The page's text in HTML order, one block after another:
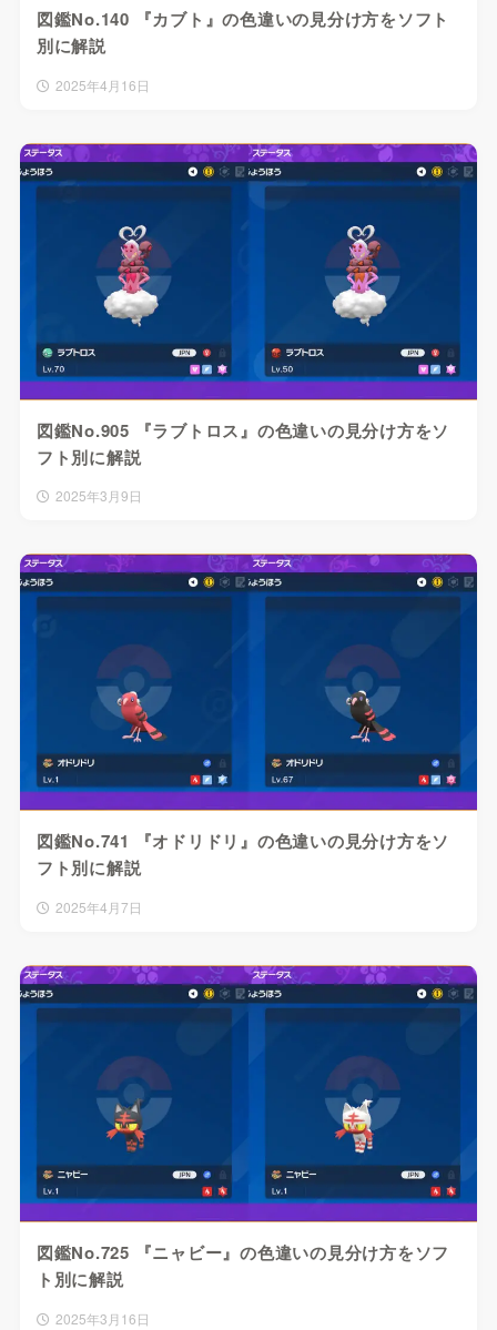
図鑑No.140 『カブト』の色違いの見分け方をソフト
別に解説
2025年4月16日
図鑑No.905 『ラブトロス』の色違いの見分け方をソ
フト別に解説
2025年3月9日
図鑑No.741 『オドリドリ』の色違いの見分け方をソ
フト別に解説
2025年4月7日
図鑑No.725 『ニャビー』の色違いの見分け方をソフ
ト別に解説
2025年3月16日